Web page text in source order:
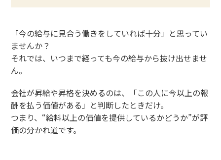
「今の給与に見合う働きをしていれば十分」と思ってい
ませんか？
それでは、いつまで経っても今の給与から抜け出せませ
ん。
会社が昇給や昇格を決めるのは、「この人に今以上の報
酬を払う価値がある」と判断したときだけ。
つまり、 “給料以上の価値を提供しているかどうか”が評
価の分かれ道です。